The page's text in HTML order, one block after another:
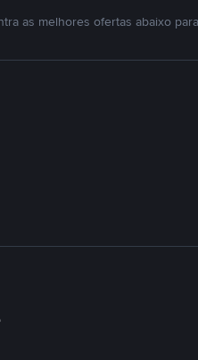
as melhores ofertas abaixo